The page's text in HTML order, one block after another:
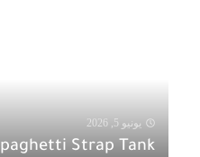
يونيو 5, 2026
Strap Tank